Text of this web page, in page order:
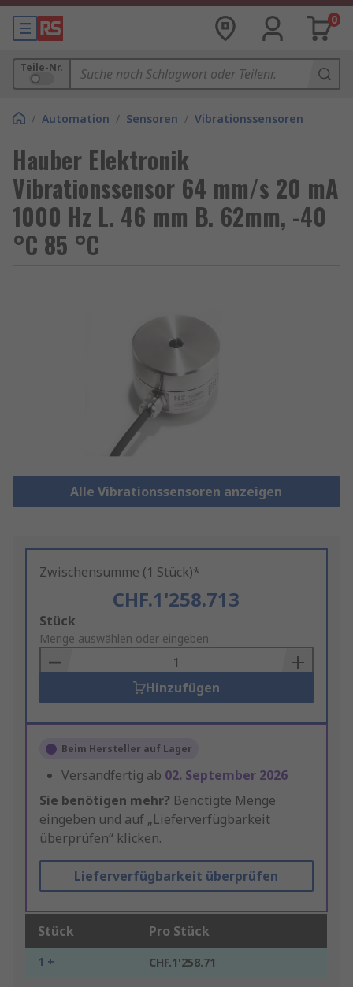
0
Teile-Nr.
/ Automation / Sensoren / Vibrationssensoren
Hauber Elektronik
Vibrationssensor 64 mm/s 20 mA
1000 Hz L. 46 mm B. 62mm, -40
°C 85 °C
Alle Vibrationssensoren anzeigen
Zwischensumme (1 Stück)*
CHF.1'258.713
Add
to
Basket
Stück
Menge auswählen oder eingeben
Hinzufügen
Beim Hersteller auf Lager
Versandfertig ab 02. September 2026
Sie benötigen mehr? Benötigte Menge
eingeben und auf „Lieferverfügbarkeit
überprüfen“ klicken.
Lieferverfügbarkeit überprüfen
Stück Pro Stück
1 + CHF.1'258.71